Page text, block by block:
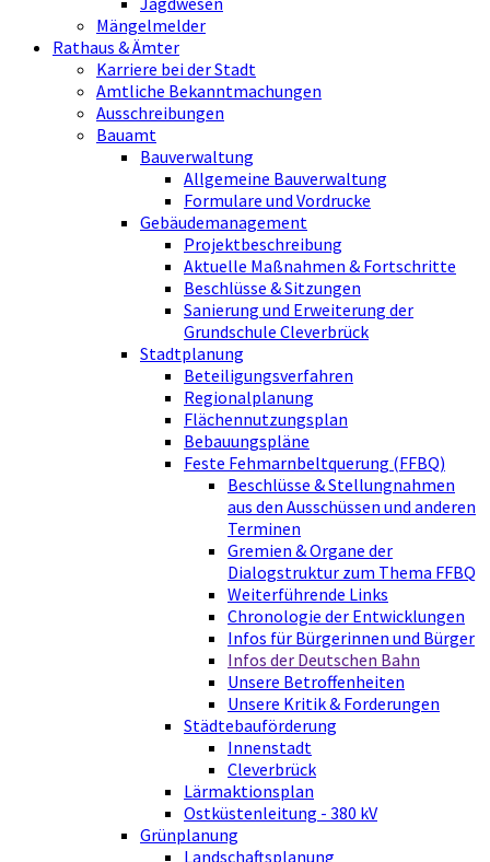
Mängelmelder
Rathaus & Ämter
Karriere bei der Stadt
Amtliche Bekanntmachungen
Ausschreibungen
Bauamt
Bauverwaltung
Allgemeine Bauverwaltung
Formulare und Vordrucke
Gebäudemanagement
Projektbeschreibung
Aktuelle Maßnahmen & Fortschritte
Beschlüsse & Sitzungen
Sanierung und Erweiterung der
Grundschule Cleverbrück
Stadtplanung
Beteiligungsverfahren
Regionalplanung
Flächennutzungsplan
Bebauungspläne
Feste Fehmarnbeltquerung (FFBQ)
Beschlüsse & Stellungnahmen
aus den Ausschüssen und anderen
Terminen
Gremien & Organe der
Dialogstruktur zum Thema FFBQ
Weiterführende Links
Chronologie der Entwicklungen
Infos für Bürgerinnen und Bürger
Infos der Deutschen Bahn
Unsere Betroffenheiten
Unsere Kritik & Forderungen
Städtebauförderung
Innenstadt
Cleverbrück
Lärmaktionsplan
Ostküstenleitung - 380 kV
Grünplanung
Landschaftsplanung